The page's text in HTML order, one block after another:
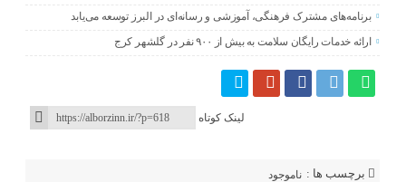
برنامه‌های مشترک فرهنگی، آموزشی و رسانه‌ای در البرز توسعه می‌یابد
ارائه خدمات رایگان سلامت به بیش از ۹۰۰ نفر در گلشهر کرج
لینک کوتاه
برچسب ها : ناموجود